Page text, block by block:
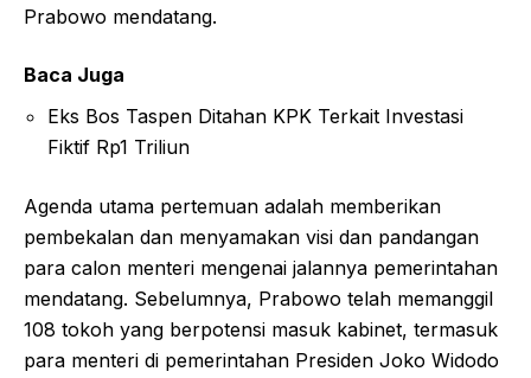
Prabowo mendatang.
Baca Juga
Eks Bos Taspen Ditahan KPK Terkait Investasi
Fiktif Rp1 Triliun
Agenda utama pertemuan adalah memberikan
pembekalan dan menyamakan visi dan pandangan
para calon menteri mengenai jalannya pemerintahan
mendatang. Sebelumnya, Prabowo telah memanggil
108 tokoh yang berpotensi masuk kabinet, termasuk
para menteri di pemerintahan Presiden Joko Widodo